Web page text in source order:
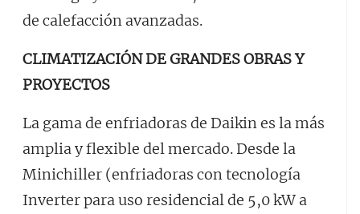
de calefacción avanzadas.
CLIMATIZACIÓN DE GRANDES OBRAS Y
PROYECTOS
La gama de enfriadoras de Daikin es la más
amplia y flexible del mercado. Desde la
Minichiller (enfriadoras con tecnología
Inverter para uso residencial de 5,0 kW a